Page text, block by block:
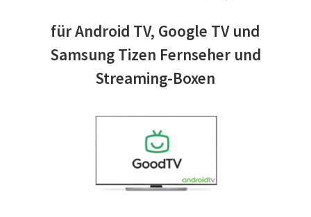
für Android TV, Google TV und
Samsung Tizen Fernseher und
Streaming-Boxen